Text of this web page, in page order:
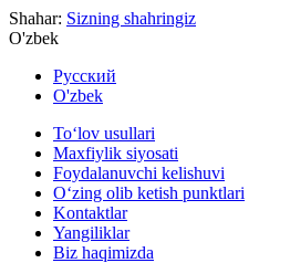
Shahar: Sizning shahringiz
O'zbek
Русский
O'zbek
To‘lov usullari
Maxfiylik siyosati
Foydalanuvchi kelishuvi
O‘zing olib ketish punktlari
Kontaktlar
Yangiliklar
Biz haqimizda